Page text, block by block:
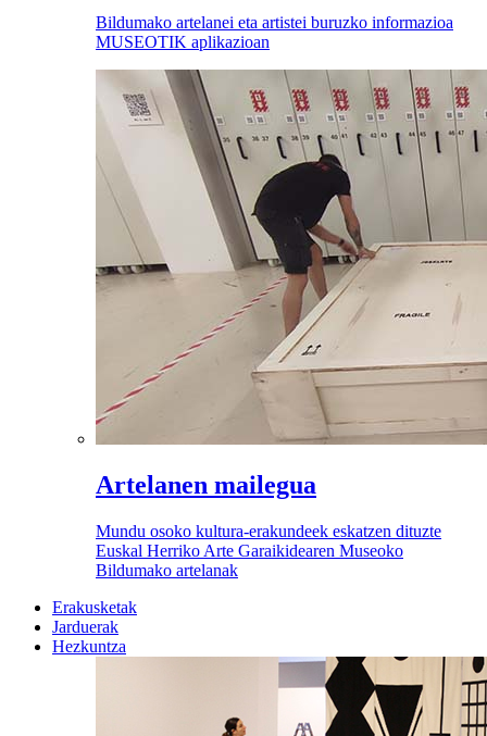
Bildumako artelanei eta artistei buruzko informazioa
MUSEOTIK aplikazioan
Artelanen mailegua
Mundu osoko kultura-erakundeek eskatzen dituzte
Euskal Herriko Arte Garaikidearen Museoko
Bildumako artelanak
Erakusketak
Jarduerak
Hezkuntza